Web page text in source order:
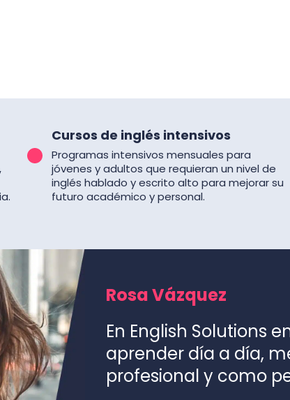
Cursos de inglés intensivos
Programas intensivos mensuales para
jóvenes y adultos que requieran un nivel de
inglés hablado y escrito alto para mejorar su
futuro académico y personal.
Rosa Vázquez
En English Solutions
aprender día a día,
profesional y como